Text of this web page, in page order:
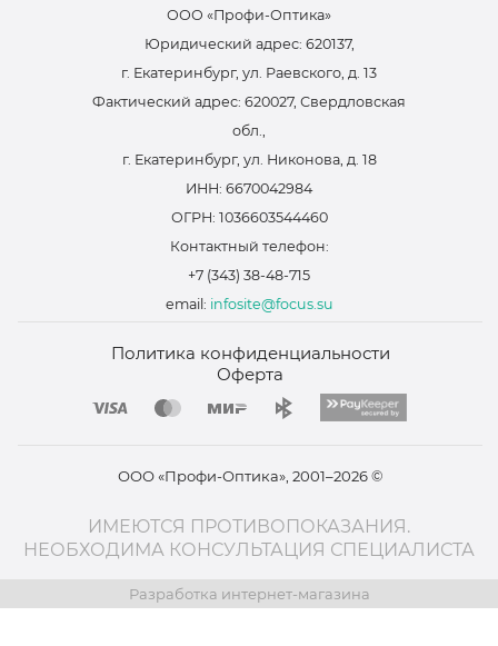
ООО «Профи-Оптика»
Юридический адрес: 620137,
г. Екатеринбург, ул. Раевского, д. 13
Фактический адрес: 620027, Свердловская
обл.,
г. Екатеринбург, ул. Никонова, д. 18
ИНН: 6670042984
ОГРН: 1036603544460
Контактный телефон:
+7 (343) 38-48-715
email: infosite@focus.su
ООО «Профи-Оптика», 2001–2026 ©
Политика конфиденциальности
Оферта
ИМЕЮТСЯ ПРОТИВОПОКАЗАНИЯ.
НЕОБХОДИМА КОНСУЛЬТАЦИЯ СПЕЦИАЛИСТА
Разработка интернет-магазина